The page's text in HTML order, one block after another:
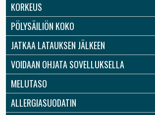
KORKEUS
PÖLYSÄILIÖN KOKO
JATKAA LATAUKSEN JÄLKEEN
VOIDAAN OHJATA SOVELLUKSELLA
MELUTASO
ALLERGIASUODATIN